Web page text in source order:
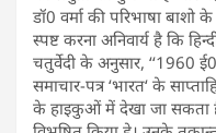
डॉ0 वर्मा की परिभाषा
स्पष्ट करना अनिवार्य है कि
चतुर्वेदी के अनुसार, ‘‘1960
समाचार-पत्र ‘भारत‘ के
के हाइकुओं में देखा जा सकता है,